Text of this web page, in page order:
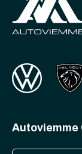
Autoviemme